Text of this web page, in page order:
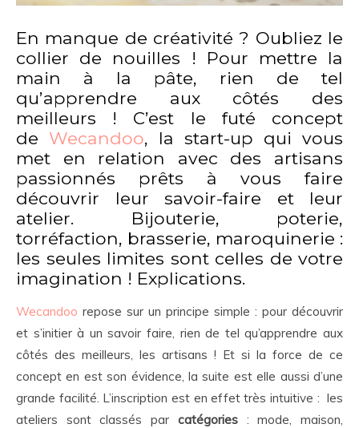
En manque de créativité ? Oubliez le
collier de nouilles ! Pour mettre la
main à la pâte, rien de tel
qu’apprendre aux côtés des
meilleurs ! C’est le futé concept
de Wecandoo, la start-up qui vous
met en relation avec des artisans
passionnés prêts à vous faire
découvrir leur savoir-faire et leur
atelier. Bijouterie, poterie,
torréfaction, brasserie, maroquinerie :
les seules limites sont celles de votre
imagination ! Explications.
Wecandoo repose sur un principe simple : pour découvrir
et s’initier à un savoir faire, rien de tel qu’apprendre aux
côtés des meilleurs, les artisans ! Et si la force de ce
concept en est son évidence, la suite est elle aussi d’une
grande facilité. L’inscription est en effet très intuitive : les
ateliers sont classés par catégories: mode, maison,